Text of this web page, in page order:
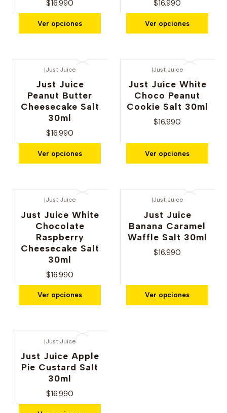
$16.990
Ver opciones
$16.990
Ver opciones
|Just Juice
Just Juice
Peanut Butter
Cheesecake Salt
30ml
$16.990
Ver opciones
|Just Juice
Just Juice White
Choco Peanut
Cookie Salt 30ml
$16.990
Ver opciones
|Just Juice
Just Juice White
Chocolate
Raspberry
Cheesecake Salt
30ml
$16.990
Ver opciones
|Just Juice
Just Juice
Banana Caramel
Waffle Salt 30ml
$16.990
Ver opciones
|Just Juice
Just Juice Apple
Pie Custard Salt
30ml
$16.990